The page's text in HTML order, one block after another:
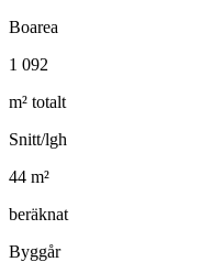
Boarea
1 092
m² totalt
Snitt/lgh
44 m²
beräknat
Byggår